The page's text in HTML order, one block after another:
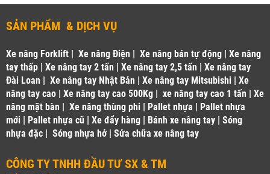
SẢN PHẨM & DỊCH VỤ
Xe nâng Forklift | Xe nâng Điện | Xe nâng bán tự động | Xe nâng
tay thấp | Xe nâng tay 2 tấn | Xe nâng tay 2,5 tấn | Xe nâng tay
Đài Loan | Xe nâng tay Nhật Bản | Xe nâng tay Mitsubishi | Xe
nâng tay cao | Xe nâng tay cao 500Kg | xe nâng tay cao 1 tấn | Xe
nâng mặt bàn | Xe nâng thùng phi | Pallet nhựa | Pallet nhựa
mới | Pallet nhựa cũ | Xe đẩy hàng | Bánh xe nâng tay | Sóng
nhựa đặc | Sóng nhựa hở | Sửa chữa xe nâng tay
CÔNG TY TNHH ĐẦU TƯ SX & TM